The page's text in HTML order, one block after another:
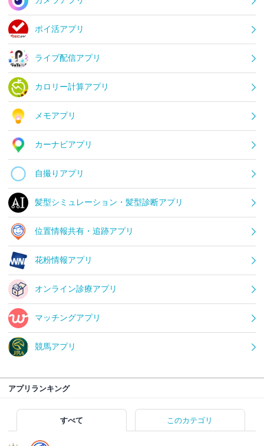
ポイ活アプリ
ライブ配信アプリ
カロリー計算アプリ
メモアプリ
カーナビアプリ
自撮りアプリ
髪型シミュレーション・髪型診断アプリ
位置情報共有・追跡アプリ
花粉情報アプリ
オンライン診療アプリ
マッチングアプリ
競馬アプリ
アプリランキング
すべて このカテゴリ